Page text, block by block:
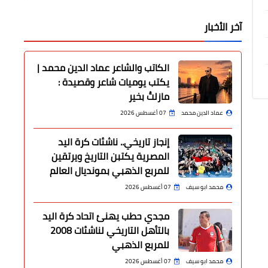
آخر الأخبار
الكاتب والشاعر عماد الدين محمد |
يكتب يوميات شاعر وقصيدة :
مازلتُ بخير
عماد الدين محمد 07 أغسطس 2026
إنجاز تاريخي.. ناشئات كرة اليد
المصرية يكتبن التاريخ ويرتقين
للمربع الذهبي بمونديال العالم
محمد ابو سيف 07 أغسطس 2026
مجدي حطب يهنئ اتحاد كرة اليد
بالتأهل التاريخي لناشئات 2008
للمربع الذهبي
محمد ابو سيف 07 أغسطس 2026